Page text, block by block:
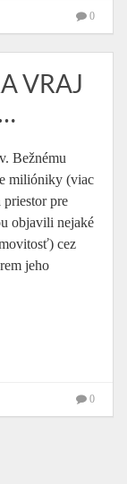
0
VRAJ
Bežnému
milióniky (viac
priestor pre
objavili nejaké
cez
jeho
0